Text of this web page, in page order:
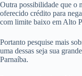
Outra possibilidade que o
oferecido crédito para
com limite baixo em Alto
Portanto pesquise mais
uma dessas seja sua
Parnaíba.